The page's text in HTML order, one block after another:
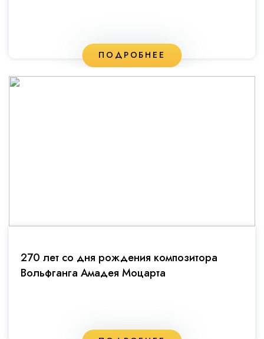
ПОДРОБНЕЕ
270 лет со дня рождения композитора
Вольфганга Амадея Моцарта